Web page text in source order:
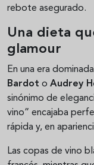
rebote asegurado.
Una dieta
glamour
En una era
Bardot o Audrey
sinónimo de
vino” encajaba
rápida y, en
Las copas de vino